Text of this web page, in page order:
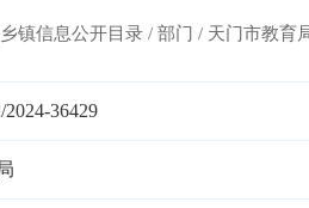
镇信息公开目录 / 部门 / 天门市教育
36429